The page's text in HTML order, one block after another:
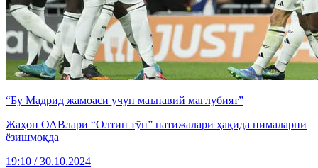
“Бу Мадрид жамоаси учун маънавий мағлубият”
Жаҳон ОАВлари “Олтин тўп” натижалари ҳақида нималарни
ёзишмоқда
19:10 / 30.10.2024